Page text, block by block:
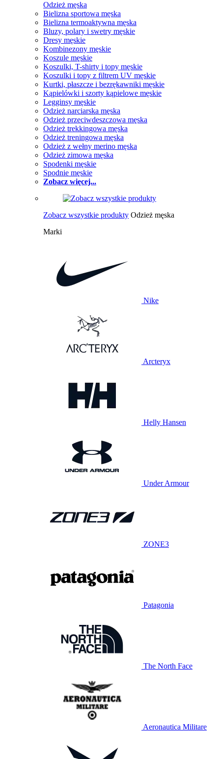
Odzież męska
Bielizna sportowa męska
Bielizna termoaktywna męska
Bluzy, polary i swetry męskie
Dresy męskie
Kombinezony męskie
Koszule męskie
Koszulki, T-shirty i topy męskie
Koszulki i topy z filtrem UV męskie
Kurtki, płaszcze i bezrękawniki męskie
Kąpielówki i szorty kąpielowe męskie
Legginsy męskie
Odzież narciarska męska
Odzież przeciwdeszczowa męska
Odzież trekkingowa męska
Odzież treningowa męska
Odzież z wełny merino męska
Odzież zimowa męska
Spodenki męskie
Spodnie męskie
Zobacz więcej...
Zobacz wszystkie produkty Odzież męska
Marki
Nike
Arcteryx
Helly Hansen
Under Armour
ZONE3
Patagonia
The North Face
Aeronautica Militare